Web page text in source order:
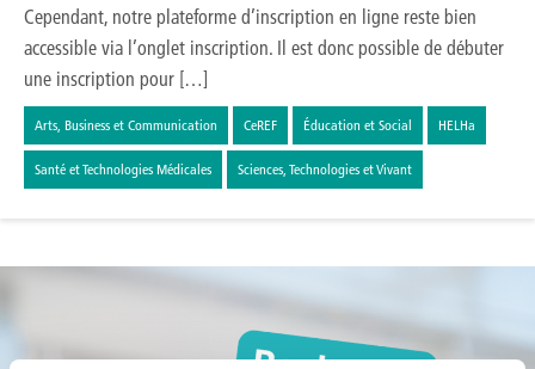
Cependant, notre plateforme d’inscription en ligne reste bien
accessible via l’onglet inscription. Il est donc possible de débuter
une inscription pour […]
Arts, Business et Communication CeREF Éducation et Social HELHa
Santé et Technologies Médicales Sciences, Technologies et Vivant